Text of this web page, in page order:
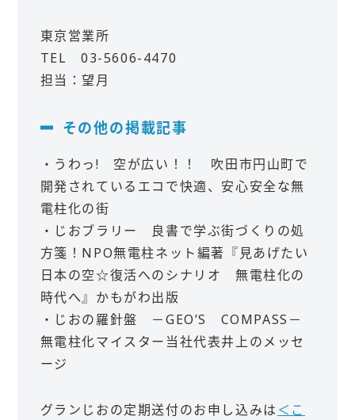
東京営業所
TEL 03-5606-4470
担当：望月
その他の掲載記事
・うわっ! 空が広い！！ 吹田市円山町で
開発されているエコで快適、安心安全な無
電柱化の街
・じおブラリー 良書で学ぶ街づくりの処
方箋！NPO無電柱ネット編著『見あげたい
日本の空☆復活へのシナリオ 無電柱化の
時代へ』かもがわ出版
・じおの羅針盤 －GEO’S COMPASS－
無電柱化マイスター当社代表井上のメッセ
ージ
グランじおの定期送付のお申し込みは ＜こ